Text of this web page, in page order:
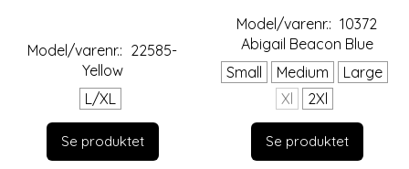
Model/varenr.: 22585-
Yellow
L/XL
Se produktet
Model/varenr.: 10372
Abigail Beacon Blue
Small
Medium
Large
Xl
2Xl
Se produktet